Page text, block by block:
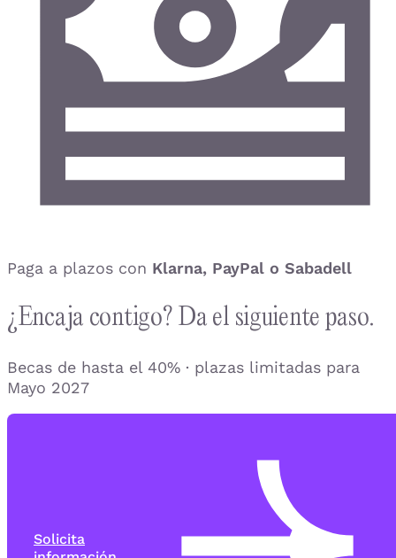
Paga a plazos con Klarna, PayPal o Sabadell
¿Encaja contigo? Da el siguiente paso.
Becas de hasta el 40% · plazas limitadas para
Mayo 2027
Solicita